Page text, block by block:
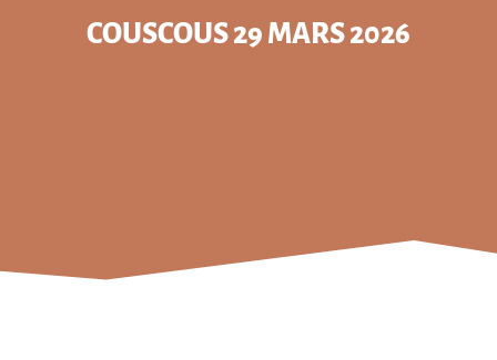
COUSCOUS 29 MARS 2026